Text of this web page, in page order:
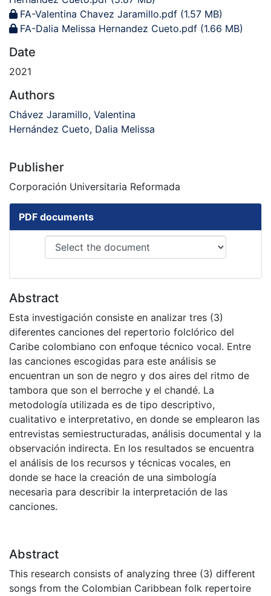
FA-Valentina Chavez Jaramillo.pdf (1.57 MB)
FA-Dalia Melissa Hernandez Cueto.pdf (1.66 MB)
Date
2021
Authors
Chávez Jaramillo, Valentina
Hernández Cueto, Dalia Melissa
Publisher
Corporación Universitaria Reformada
PDF documents
Abstract
Esta investigación consiste en analizar tres (3)
diferentes canciones del repertorio folclórico del
Caribe colombiano con enfoque técnico vocal. Entre
las canciones escogidas para este análisis se
encuentran un son de negro y dos aires del ritmo de
tambora que son el berroche y el chandé. La
metodología utilizada es de tipo descriptivo,
cualitativo e interpretativo, en donde se emplearon las
entrevistas semiestructuradas, análisis documental y la
observación indirecta. En los resultados se encuentra
el análisis de los recursos y técnicas vocales, en
donde se hace la creación de una simbología
necesaria para describir la interpretación de las
canciones.
Abstract
This research consists of analyzing three (3) different
songs from the Colombian Caribbean folk repertoire